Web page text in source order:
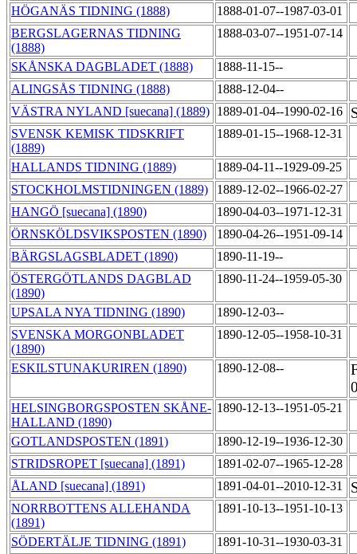
HÖGANÄS TIDNING (1888)
1888-01-07--1987-03-01
BERGSLAGERNAS TIDNING
(1888)
1888-03-07--1951-07-14
SKÅNSKA DAGBLADET (1888)
1888-11-15--
ALINGSÅS TIDNING (1888)
1888-12-04--
VÄSTRA NYLAND [suecana] (1889) 1889-01-04--1990-02-16
SVENSK KEMISK TIDSKRIFT
(1889)
1889-01-15--1968-12-31
HALLANDS TIDNING (1889)
1889-04-11--1929-09-25
STOCKHOLMSTIDNINGEN (1889)
1889-12-02--1966-02-27
HANGÖ [suecana] (1890)
1890-04-03--1971-12-31
ÖRNSKÖLDSVIKSPOSTEN (1890)
1890-04-26--1951-09-14
BÄRGSLAGSBLADET (1890)
1890-11-19--
ÖSTERGÖTLANDS DAGBLAD
(1890)
1890-11-24--1959-05-30
UPSALA NYA TIDNING (1890)
1890-12-03--
SVENSKA MORGONBLADET
(1890)
1890-12-05--1958-10-31
ESKILSTUNAKURIREN (1890) 1890-12-08--
HELSINGBORGSPOSTEN SKÅNE-
HALLAND (1890)
1890-12-13--1951-05-21
GOTLANDSPOSTEN (1891)
1890-12-19--1936-12-30
STRIDSROPET [suecana] (1891)
1891-02-07--1965-12-28
ÅLAND [suecana] (1891)
1891-04-01--2010-12-31
NORRBOTTENS ALLEHANDA
(1891)
1891-10-13--1951-10-13
SÖDERTÄLJE TIDNING (1891)
1891-10-31--1930-03-31